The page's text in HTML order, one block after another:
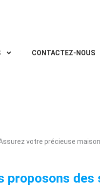
CONTACTEZ-NOUS
votre précieuse
proposons des